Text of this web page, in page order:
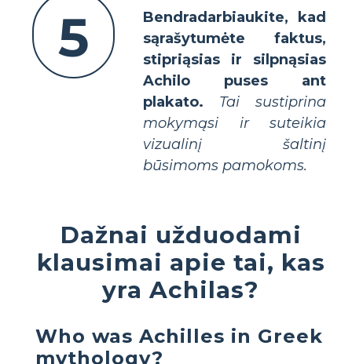
5
Bendradarbiaukite, kad
sąrašytumėte faktus,
stipriąsias ir silpnąsias
Achilo puses ant
plakato.
Tai sustiprina
mokymąsi ir suteikia
vizualinį šaltinį
būsimoms pamokoms.
Dažnai užduodami
klausimai apie tai, kas
yra Achilas?
Who was Achilles in Greek
mythology?